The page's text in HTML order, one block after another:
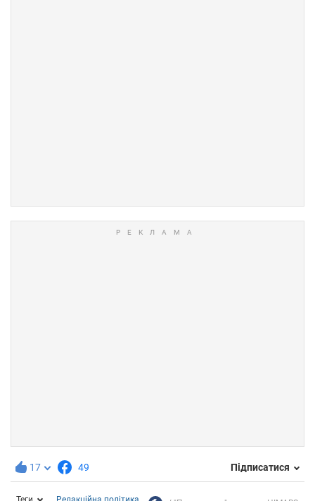
17 49 Підписатися